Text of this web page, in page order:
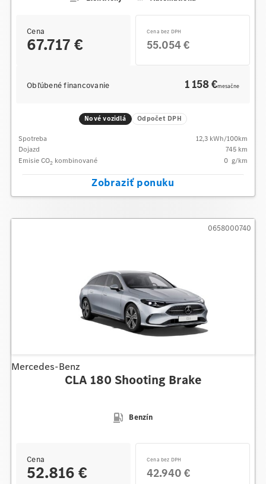
Cena
67.717 €
Cena bez DPH
55.054 €
Obľúbené financovanie 1 158 €mesačne
Nové vozidlá Odpočet DPH
Spotreba 12,3 kWh/100km
Dojazd
745 km
Emisie CO2 kombinované 0 g/km
Zobraziť ponuku
Mercedes-Benz
CLA 180 Shooting Brake
Benzín
0658000740
Cena
52.816 €
Cena bez DPH
42.940 €